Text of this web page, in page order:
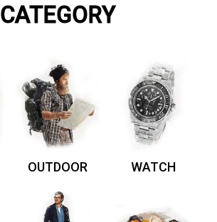
CATEGORY
OUTDOOR WATCH